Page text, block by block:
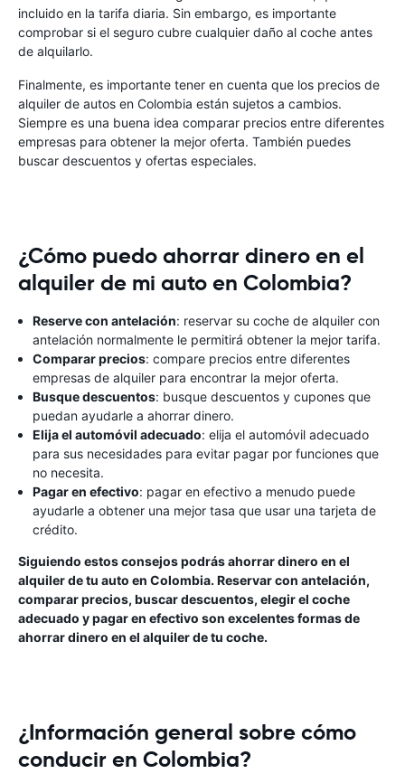
incluido en la tarifa diaria. Sin embargo, es importante
comprobar si el seguro cubre cualquier daño al coche antes
de alquilarlo.
Finalmente, es importante tener en cuenta que los precios de
alquiler de autos en Colombia están sujetos a cambios.
Siempre es una buena idea comparar precios entre diferentes
empresas para obtener la mejor oferta. También puedes
buscar descuentos y ofertas especiales.
¿Cómo puedo ahorrar dinero en el
alquiler de mi auto en Colombia?
Reserve con antelación: reservar su coche de alquiler con
antelación normalmente le permitirá obtener la mejor tarifa.
Comparar precios: compare precios entre diferentes
empresas de alquiler para encontrar la mejor oferta.
Busque descuentos: busque descuentos y cupones que
puedan ayudarle a ahorrar dinero.
Elija el automóvil adecuado: elija el automóvil adecuado
para sus necesidades para evitar pagar por funciones que
no necesita.
Pagar en efectivo: pagar en efectivo a menudo puede
ayudarle a obtener una mejor tasa que usar una tarjeta de
crédito.
Siguiendo estos consejos podrás ahorrar dinero en el
alquiler de tu auto en Colombia. Reservar con antelación,
comparar precios, buscar descuentos, elegir el coche
adecuado y pagar en efectivo son excelentes formas de
ahorrar dinero en el alquiler de tu coche.
¿Información general sobre cómo
conducir en Colombia?